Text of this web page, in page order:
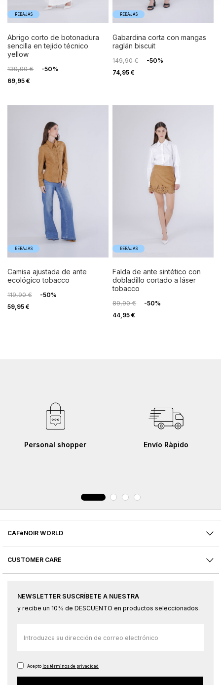
REBAJAS
abrigo corto de botonadura
sencilla en tejido técnico
yellow
139,90 €
-50%
69,95 €
REBAJAS
gabardina corta con mangas
raglán biscuit
149,90 €
-50%
74,95 €
REBAJAS
camisa ajustada de ante
ecológico tobacco
119,90 €
-50%
59,95 €
REBAJAS
falda de ante sintético con
dobladillo cortado a láser
tobacco
89,90 €
-50%
44,95 €
Personal shopper Envío Ràpido
CAFèNOIR WORLD
CUSTOMER CARE
NEWSLETTER SUSCRÍBETE A NUESTRA
y recibe un 10% de DESCUENTO en productos seleccionados.
boletín
de
Acepto los términos de privacidad